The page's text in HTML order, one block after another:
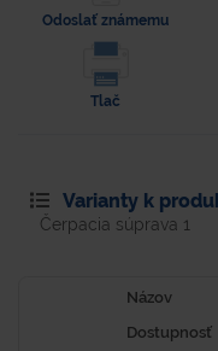
Odoslať známemu
Tlač
Varianty k
Čerpacia súprava 1
Názov
Dostupnosť